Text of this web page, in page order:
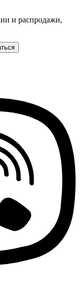
и распродажи,